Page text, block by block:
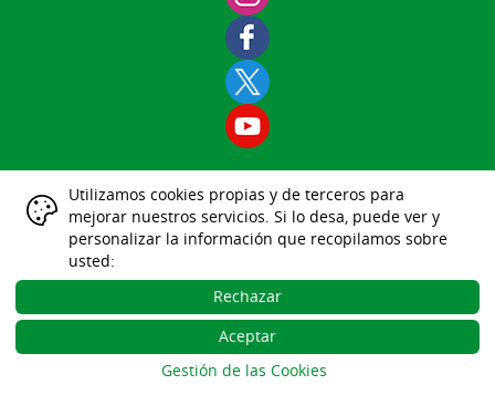
Aviso Legal
|
Datos Identificativos
||
Política de Cookies
|
Gestión de las Cookies
|
Desarrollo Web Gesdeportiva
Utilizamos cookies propias y de terceros para
mejorar nuestros servicios. Si lo desa, puede ver y
personalizar la información que recopilamos sobre
usted:
Rechazar
Aceptar
Gestión de las Cookies